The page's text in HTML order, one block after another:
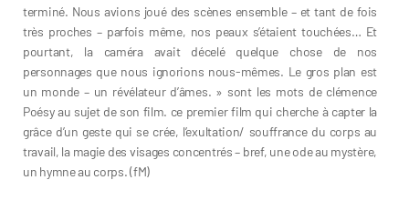
terminé. Nous avions joué des scènes ensemble – et tant de fois
très proches – parfois même, nos peaux s’étaient touchées… Et
pourtant, la caméra avait décelé quelque chose de nos
personnages que nous ignorions nous-mêmes. Le gros plan est
un monde – un révélateur d’âmes. » sont les mots de clémence
Poésy au sujet de son film. ce premier film qui cherche à capter la
grâce d’un geste qui se crée, l’exultation/ souffrance du corps au
travail, la magie des visages concentrés – bref, une ode au mystère,
un hymne au corps. (fM)